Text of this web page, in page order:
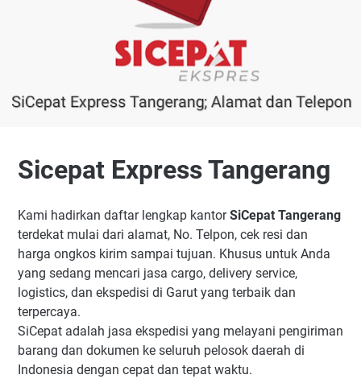
SiCepat Ekspres Tangerang Pinang
SiCepat Ekspres Green Lake City G15
SICEPAT EKSPRES GADING SERPONG
SiCepat Ekspres Tangerang Cipondoh
Sicepat Ekspres Periuk
Sicepat Ekspres Pasar Kemis
Sicepat Ekspres Neroktog
Sicepat Express Pondok Jaya
SICEPAT EXPRESS PAKUJAYA
SiCepat Express TGS Ciledug
SiCepat Expres Ruko Bolsena
Si CEPAT EKSPRES D09 JURUMUDI
Sicepat Express Tangerang
Kami hadirkan daftar lengkap kantorSiCepat Tangerang
terdekat mulai dari alamat, No. Telpon, cek resi dan
harga ongkos kirim sampai tujuan. Khusus untuk Anda
yang sedang mencari jasa cargo, delivery service,
logistics, dan ekspedisi di Garut yang terbaik dan
terpercaya.
SiCepat adalah jasa ekspedisi yang melayani pengiriman
barang dan dokumen ke seluruh pelosok daerah di
Indonesia dengan cepat dan tepat waktu.